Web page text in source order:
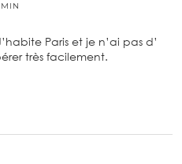
Paris et je n’ai pas d’
très facilement.